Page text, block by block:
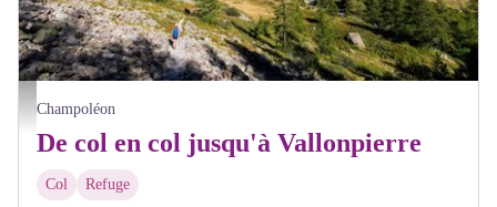
Refuge du Pré de la Chaumette - Maillet Thierry - Parc national des Ecrins
Champoléon
De col en col jusqu'à Vallonpierre
Col Refuge